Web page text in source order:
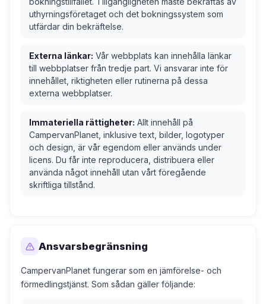
uthyrningsföretaget och det bokningssystem som
utfärdar din bekräftelse.
Externa länkar: Vår webbplats kan innehålla länkar
till webbplatser från tredje part. Vi ansvarar inte för
innehållet, riktigheten eller rutinerna på dessa
externa webbplatser.
Immateriella rättigheter: Allt innehåll på
CampervanPlanet, inklusive text, bilder, logotyper
och design, är vår egendom eller används under
licens. Du får inte reproducera, distribuera eller
använda något innehåll utan vårt föregående
skriftliga tillstånd.
Ansvarsbegränsning
CampervanPlanet fungerar som en jämförelse- och
förmedlingstjänst. Som sådan gäller följande: